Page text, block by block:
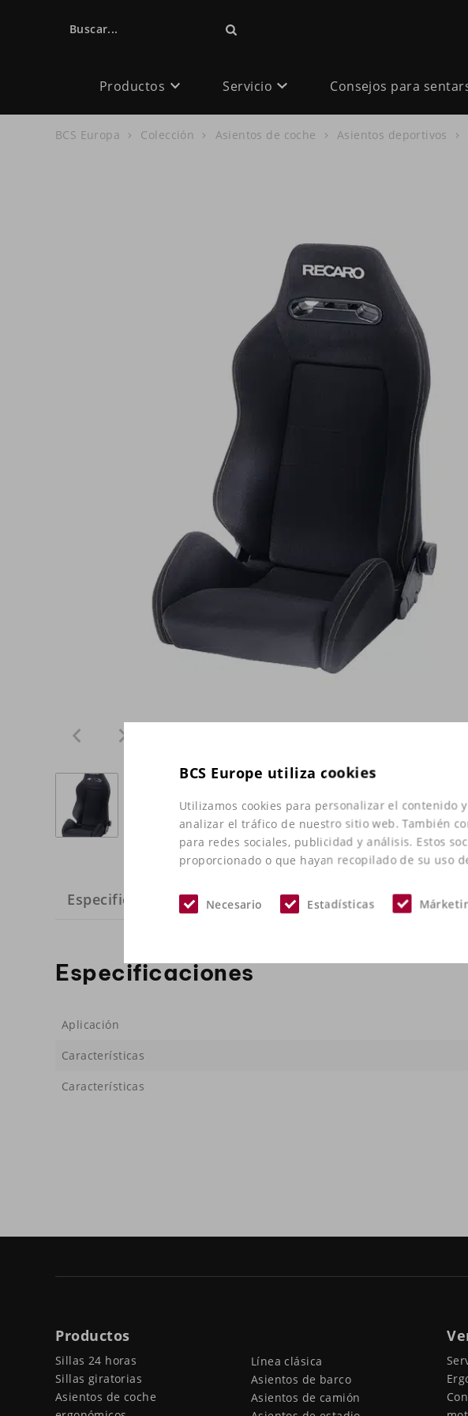
BCS Europe utiliza cookies
Utilizamos cookies para personalizar el contenido
analizar el tráfico de nuestro sitio web. También
para redes sociales, publicidad y análisis. Estos
proporcionado o que hayan recopilado de su uso
Necesario Estadísticas
Buscar...
Productos Servicio Consejos para
BCS Europa Colección Asientos de coche Asientos deportivos
Especificaciones
Especificaciones
Aplicación
Características
Características
Productos
Sillas 24 horas
Sillas giratorias
Asientos de coche
Línea clásica
Asientos de barco
Asientos de camión